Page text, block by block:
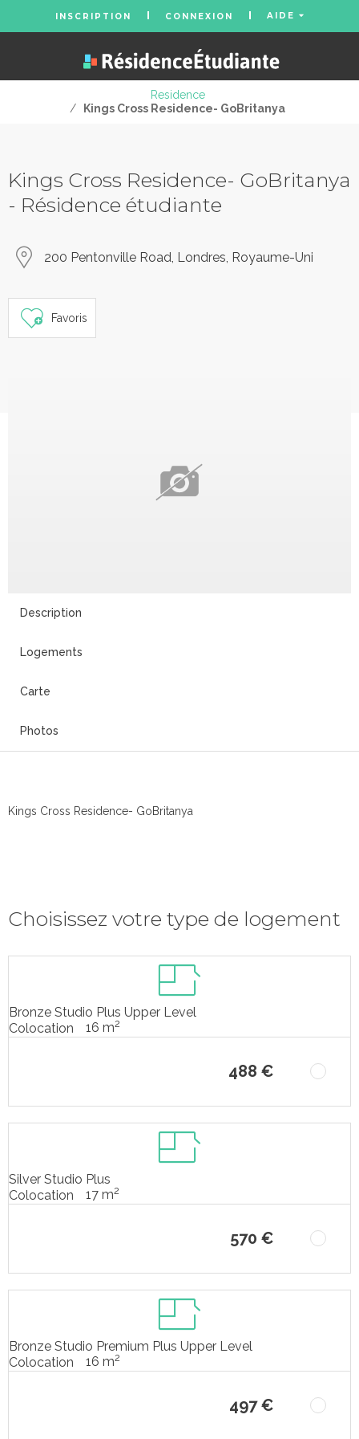
INSCRIPTION CONNEXION AIDE
Residence
/
Kings Cross Residence- GoBritanya
Kings Cross Residence- GoBritanya
- Résidence étudiante
200 Pentonville Road, Londres, Royaume-Uni
Favoris
Description
Logements
Carte
Photos
Kings Cross Residence- GoBritanya
Choisissez votre type de logement
Bronze Studio Plus Upper Level
Colocation
16 m2
488 €
Silver Studio Plus
Colocation
17 m2
570 €
Bronze Studio Premium Plus Upper Level
Colocation
16 m2
497 €